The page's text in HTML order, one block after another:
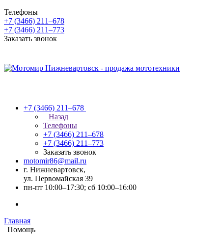
Телефоны
+7 (3466) 211‒678
+7 (3466) 211‒773
Заказать звонок
+7 (3466) 211‒678
Назад
Телефоны
+7 (3466) 211‒678
+7 (3466) 211‒773
Заказать звонок
motomir86@mail.ru
г. Нижневартовск,
ул. Первомайская 39
пн-пт 10:00–17:30; сб 10:00–16:00
Главная
Помощь